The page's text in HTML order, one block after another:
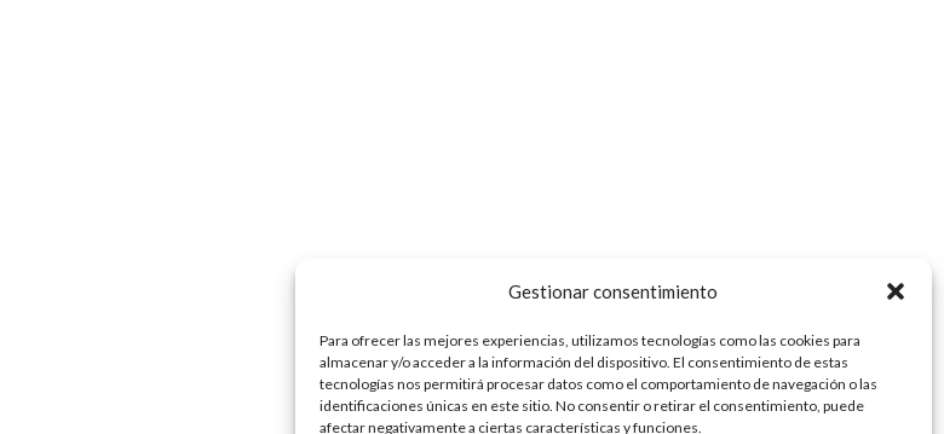
Gestionar consentimiento
Para ofrecer las mejores experiencias, utilizamos tecnologías como las cookies para
almacenar y/o acceder a la información del dispositivo. El consentimiento de estas
tecnologías nos permitirá procesar datos como el comportamiento de navegación o las
identificaciones únicas en este sitio. No consentir o retirar el consentimiento, puede
afectar negativamente a ciertas características y funciones.